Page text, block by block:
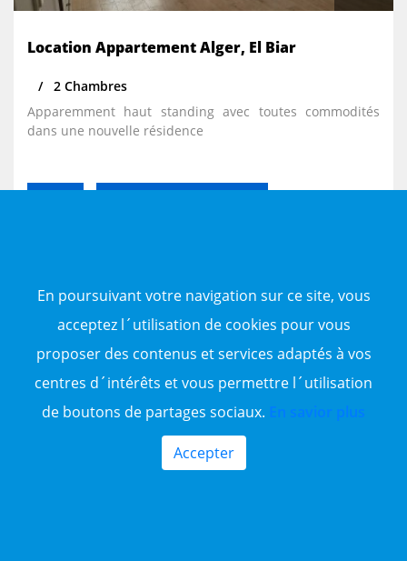
Location Appartement Alger, El Biar
2 Chambres
Apparemment haut standing avec toutes commodités
dans une nouvelle résidence
En poursuivant votre navigation sur ce site, vous
acceptez l´utilisation de cookies pour vous
proposer des contenus et services adaptés à vos
centres d´intérêts et vous permettre l´utilisation
de boutons de partages sociaux. En savior plus
Accepter